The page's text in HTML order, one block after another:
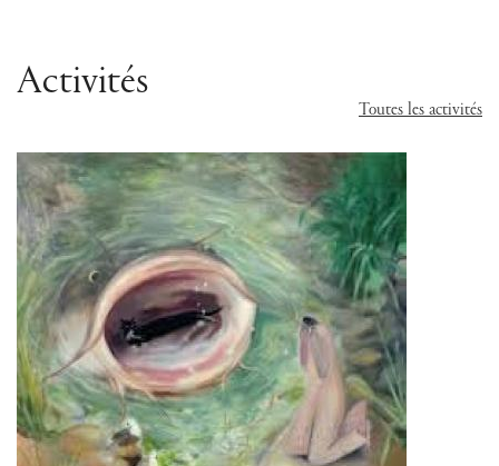
Activités
Toutes les activités